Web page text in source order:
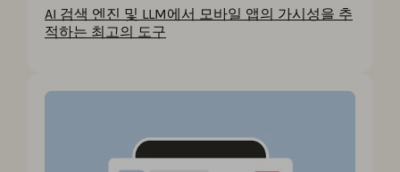
AI 검색 엔진 및 LLM에서 모바일 앱의 가시성을 추
적하는 최고의 도구